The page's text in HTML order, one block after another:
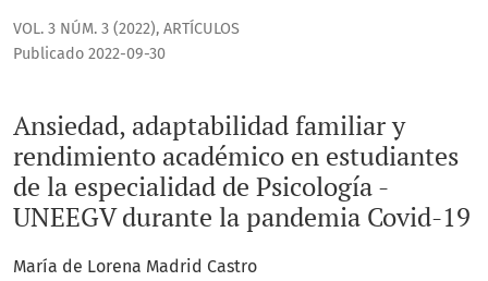
VOL. 3 NÚM. 3 (2022), ARTÍCULOS
Ansiedad, adaptabilidad familiar y
rendimiento académico en estudiantes
de la especialidad de Psicología -
UNEEGV durante la pandemia Covid-19
Publicado 2022-09-30
María de Lorena Madrid Castro